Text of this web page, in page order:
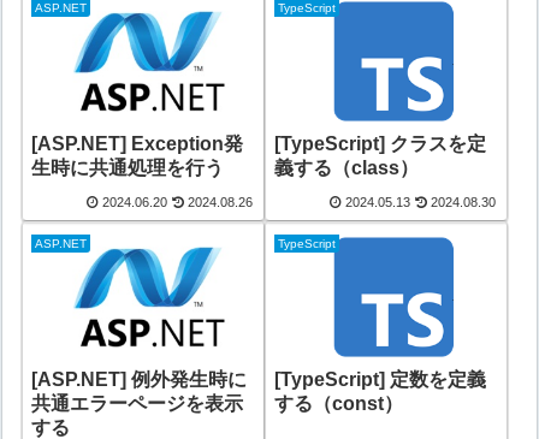
ASP.NET
[ASP.NET] Exception発
生時に共通処理を行う
2024.06.20 2024.08.26
TypeScript
[TypeScript] クラスを定
義する（class）
2024.05.13 2024.08.30
ASP.NET
[ASP.NET] 例外発生時に
共通エラーページを表示
する
TypeScript
[TypeScript] 定数を定義
する（const）